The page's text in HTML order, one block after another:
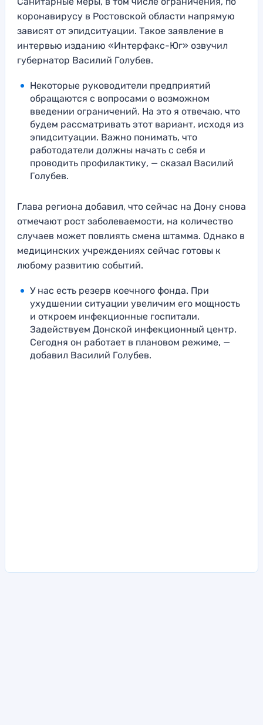
коронавирусу в Ростовской области напрямую
зависят от эпидситуации. Такое заявление в
интервью изданию «Интерфакс-Юг» озвучил
губернатор Василий Голубев.
Некоторые руководители предприятий
обращаются с вопросами о возможном
введении ограничений. На это я отвечаю, что
будем рассматривать этот вариант, исходя из
эпидситуации. Важно понимать, что
работодатели должны начать с себя и
проводить профилактику, — сказал Василий
Голубев.
Глава региона добавил, что сейчас на Дону снова
отмечают рост заболеваемости, на количество
случаев может повлиять смена штамма. Однако в
медицинских учреждениях сейчас готовы к
любому развитию событий.
У нас есть резерв коечного фонда. При
ухудшении ситуации увеличим его мощность
и откроем инфекционные госпитали.
Задействуем Донской инфекционный центр.
Сегодня он работает в плановом режиме, —
добавил Василий Голубев.